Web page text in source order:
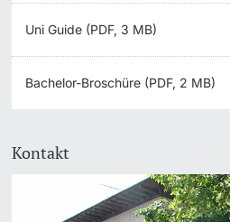
Uni Guide (PDF, 3 MB)
Bachelor-Broschüre (PDF, 2 MB)
Kontakt